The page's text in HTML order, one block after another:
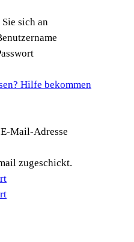
sich an
Hilfe bekommen
Mail-Adresse
zugeschickt.